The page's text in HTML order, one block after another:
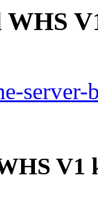
WHS
V1